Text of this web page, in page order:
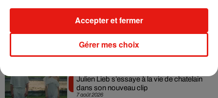
7 août 2026
Julien Lieb s’essaye à la vie de chatelain
dans son nouveau clip
Gérer mes choix
Accepter et fermer